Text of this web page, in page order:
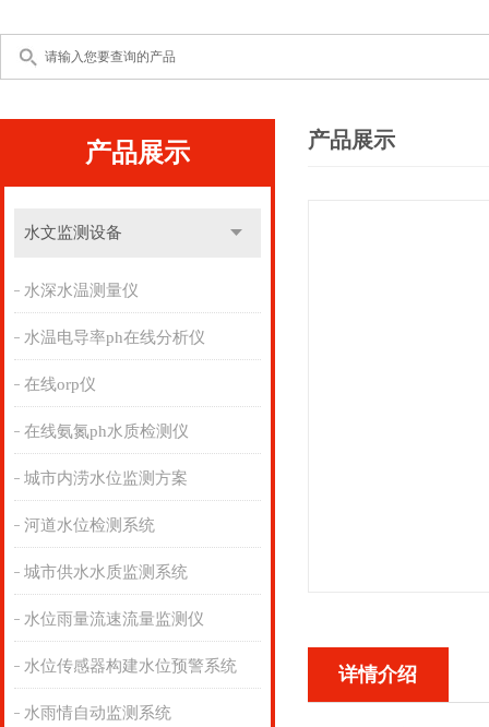
产品展示
水文监测设备
水深水温测量仪
水温电导率ph在线分析仪
在线orp仪
在线氨氮ph水质检测仪
城市内涝水位监测方案
河道水位检测系统
城市供水水质监测系统
水位雨量流速流量监测仪
水位传感器构建水位预警系统
水雨情自动监测系统
产品展示
详情介绍